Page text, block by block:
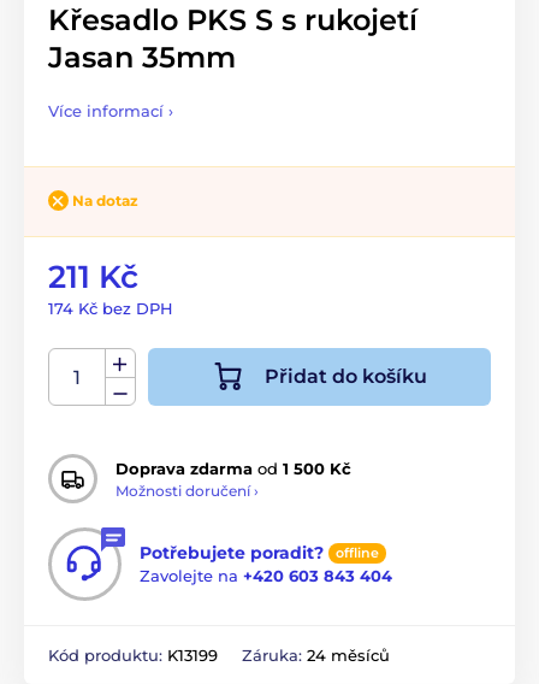
Křesadlo PKS S s rukojetí
Jasan 35mm
Více informací ›
Na dotaz
211 Kč
174 Kč bez DPH
Přidat do košíku
Doprava zdarma od 1 500 Kč
Možnosti doručení ›
Potřebujete poradit? offline
Zavolejte na +420 603 843 404
Kód produktu: K13199 Záruka: 24 měsíců